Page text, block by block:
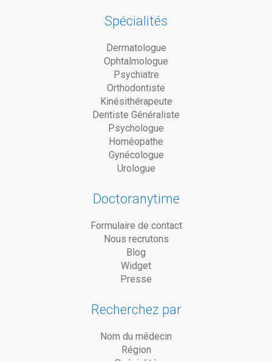
Spécialités
Dermatologue
Ophtalmologue
Psychiatre
Orthodontiste
Kinésithérapeute
Dentiste Généraliste
Psychologue
Homéopathe
Gynécologue
Urologue
Doctoranytime
Formulaire de contact
Nous recrutons
Blog
Widget
Presse
Recherchez par
Nom du médecin
Région